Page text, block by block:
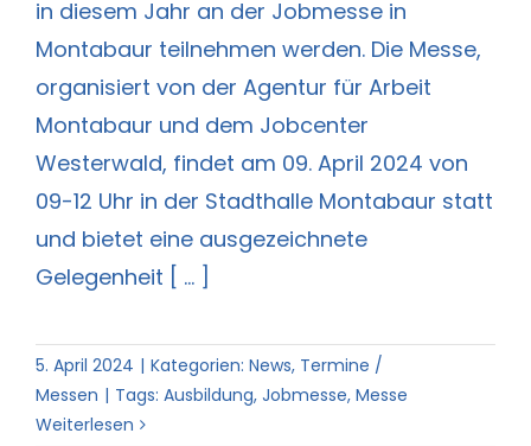
in diesem Jahr an der Jobmesse in
Montabaur teilnehmen werden. Die Messe,
organisiert von der Agentur für Arbeit
Montabaur und dem Jobcenter
Westerwald, findet am 09. April 2024 von
09-12 Uhr in der Stadthalle Montabaur statt
und bietet eine ausgezeichnete
Gelegenheit [ ... ]
5. April 2024 | Kategorien: News, Termine /
Messen | Tags: Ausbildung, Jobmesse, Messe
Weiterlesen